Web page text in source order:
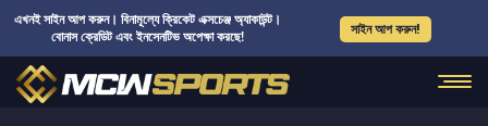
এখনই সাইন আপ করুন। বিনামূল্যে ক্রিকেট এক্সচেঞ্জ অ্যাকাউন্ট।
বোনাস ক্রেডিট এবং ইনসেনটিভ অপেক্ষা করছে!
সাইন আপ করুন!